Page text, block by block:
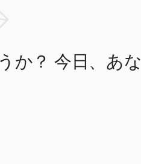
か？ 今日、あな